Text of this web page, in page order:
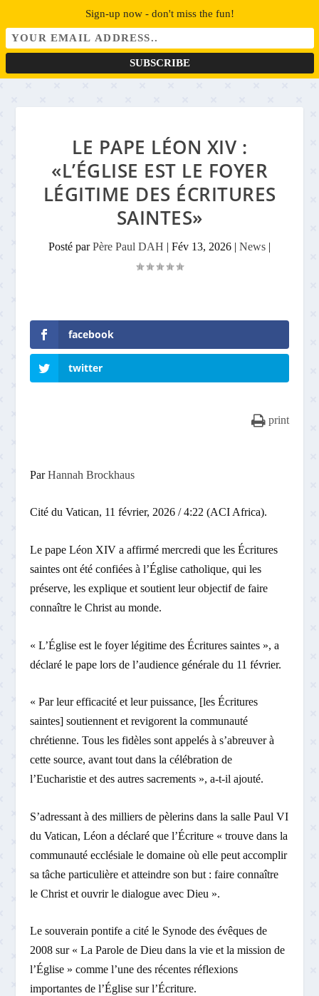
LE PAPE LÉON XIV :
«L’ÉGLISE EST LE FOYER
LÉGITIME DES ÉCRITURES
SAINTES»
Posté parPère Paul DAH | Fév 13, 2026 | News |
facebook
twitter
print
ParHannah Brockhaus
Cité du Vatican, 11 février, 2026 / 4:22 (ACI Africa).
Le pape Léon XIV a affirmé mercredi que les Écritures
saintes ont été confiées à l’Église catholique, qui les
préserve, les explique et soutient leur objectif de faire
connaître le Christ au monde.
« L’Église est le foyer légitime des Écritures saintes », a
déclaré le pape lors de l’audience générale du 11 février.
« Par leur efficacité et leur puissance, [les Écritures
saintes] soutiennent et revigorent la communauté
chrétienne. Tous les fidèles sont appelés à s’abreuver à
cette source, avant tout dans la célébration de
l’Eucharistie et des autres sacrements », a-t-il ajouté.
S’adressant à des milliers de pèlerins dans la salle Paul VI
du Vatican, Léon a déclaré que l’Écriture « trouve dans la
communauté ecclésiale le domaine où elle peut accomplir
sa tâche particulière et atteindre son but : faire connaître
le Christ et ouvrir le dialogue avec Dieu ».
Le souverain pontife a cité le Synode des évêques de
2008 sur « La Parole de Dieu dans la vie et la mission de
l’Église » comme l’une des récentes réflexions
importantes de l’Église sur l’Écriture.
Sign-up now - don't miss the fun!